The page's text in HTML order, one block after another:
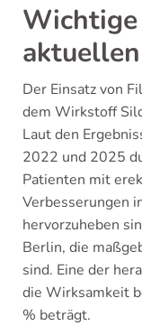
Wichtige
Der Einsatz von
dem Wirkstoff
Laut den
2022 und 2025
Patienten mit
Verbesserungen
hervorzuheben
Berlin, die
sind. Eine der
die Wirksamkeit
% beträgt.